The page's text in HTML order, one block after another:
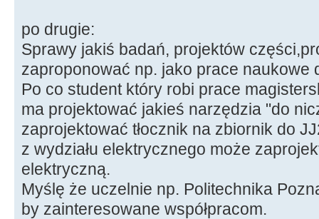
po drugie:
Sprawy jakiś badań, projektów
zaproponować np. jako prace naukowe
Po co student który robi prace
ma projektować jakieś narzędzia "do
zaprojektować tłocznik na zbiornik do
z wydziału elektrycznego może
elektryczną.
Myślę że uczelnie np. Politechnika
by zainteresowane współpracom.